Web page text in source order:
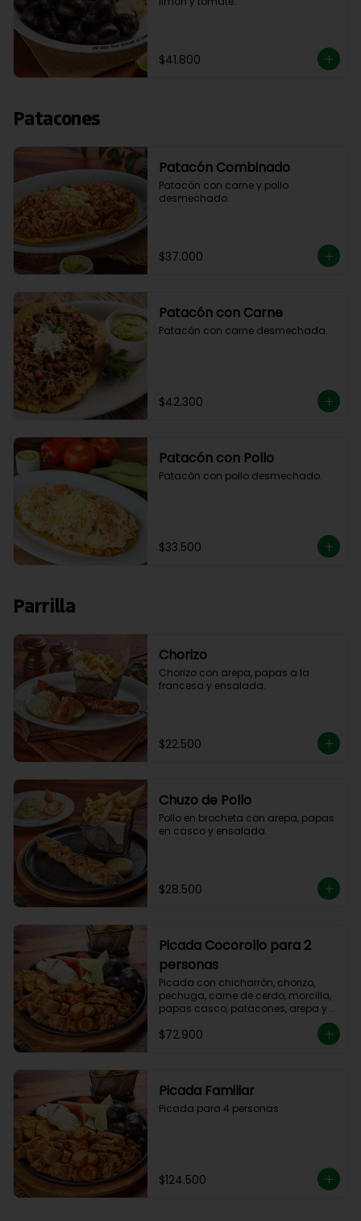
$41.800
Patacones
Patacón Combinado
Patacón con carne y pollo
desmechado.
$37.000
Patacón con Carne
Patacón con carne desmechada.
$42.300
Patacón con Pollo
Patacón con pollo desmechado.
$33.500
Parrilla
Chorizo
Chorizo con arepa, papas a la
francesa y ensalada.
$22.500
Chuzo de Pollo
Pollo en brocheta con arepa, papas
en casco y ensalada.
$28.500
Picada Cocorollo para 2
personas
Picada con chicharrón, chorizo,
pechuga, carne de cerdo, morcilla,
papas casco, patacones, arepa y
$72.900
Picada Familiar
Picada para 4 personas
$124.500